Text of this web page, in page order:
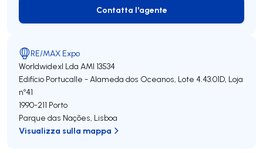
Contatta l'agente
Contatta l'agente
RE/MAX Expo
Worldwidexl Lda AMI 13534
Edifício Portucalle - Alameda dos Oceanos, Lote 4.43.01D, Loja
nº41
1990-211 Porto
Parque das Nações, Lisboa
Visualizza sulla mappa